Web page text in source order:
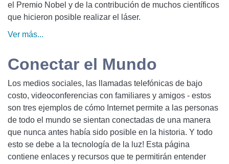
el Premio Nobel y de la contribución de muchos científicos
que hicieron posible realizar el láser.
Ver más...
Conectar el Mundo
Los medios sociales, las llamadas telefónicas de bajo
costo, videoconferencias con familiares y amigos - estos
son tres ejemplos de cómo Internet permite a las personas
de todo el mundo se sientan conectadas de una manera
que nunca antes había sido posible en la historia. Y todo
esto se debe a la tecnología de la luz! Esta página
contiene enlaces y recursos que te permitirán entender